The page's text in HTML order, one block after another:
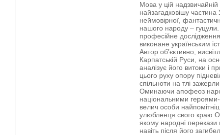
Мова у цій
найзагадковішу
неймовірної,
нашого народу –
професійне
виконане українським
Автор об’єктивно,
Карпатській Руси, на
аналізує його витоки і
цього руху опору
спільноти на тлі
Оминаючи апофеоз
національними
велич особи
улюбленця свого краю
якому народні перекази
навіть після його